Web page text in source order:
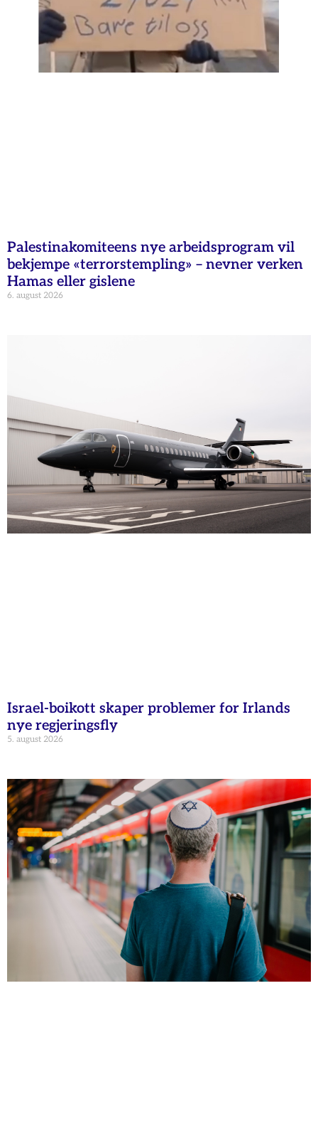
Palestinakomiteens nye arbeidsprogram vil
bekjempe «terrorstempling» – nevner verken
Hamas eller gislene
6. august 2026
Israel-boikott skaper problemer for Irlands
nye regjeringsfly
5. august 2026